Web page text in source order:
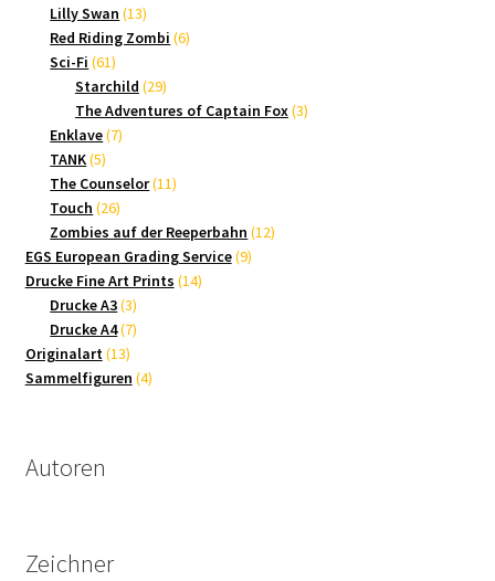
Lilly Swan 1313
Produkte
Red Riding Zombi 66
Sci-Fi 6161
Produkte
Starchild 2929
Produkte
The Adventures of Captain Fox 33
Enklave 77
TANK 55
Produkte
The Counselor 1111
Touch 2626
Produkte
Zombies auf der Reeperbahn 1212
EGS European Grading Service 99
Drucke Fine Art Prints 1414
Drucke A3 33
Produkte
Drucke A4 77
Originalart 1313
Produkte
Sammelfiguren 44
Autoren
Zeichner